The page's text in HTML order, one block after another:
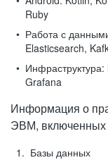
Ruby
Работа с
Elasticsearch,
Инфраструктура:
Grafana
Информация о
ЭВМ, включенных
Базы данных